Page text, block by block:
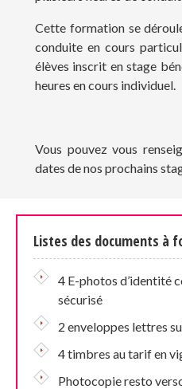
Cette formation se
conduite en cours
élèves inscrit en stage
heures en cours individuel.
Vous pouvez vous
dates de nos prochains
Listes des documents à
4 E-photos d’identité
sécurisé
2 enveloppes lettres
4 timbres au tarif en
Photocopie resto